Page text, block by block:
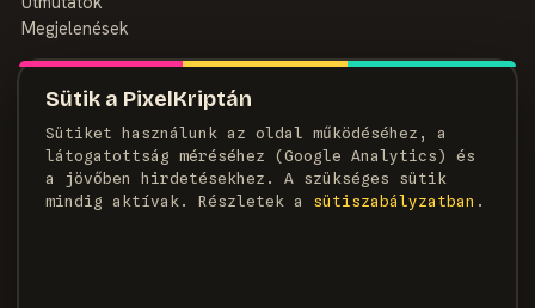
Sütik a PixelKriptán
Sütiket használunk az oldal működéséhez, a
látogatottság méréséhez (Google Analytics) és
a jövőben hirdetésekhez. A szükséges sütik
mindig aktívak. Részletek a
süti­szabályzatban .
Megjelenések
MAGAZIN
Szerzők
Médiaajánlat
Kapcsolat